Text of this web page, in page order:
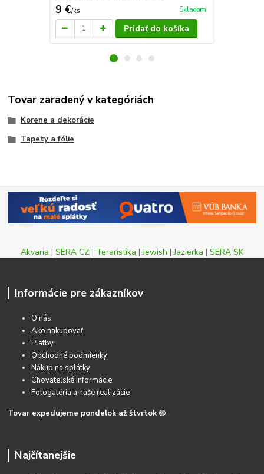
9 €/ks Skladom
Pridať do košíka
Tovar zaradený v kategóriách
Korene a dekorácie
Tapety a fólie
Akvaria | SERA CZ | Teraristika |Jewish |Jazierka | SERA SK
Informácie pre zákazníkov
O nás
Ako nakupovať
Platby
Obchodné podmienky
Nákup na splátky
Chovateľské informácie
Fotogaléria a naše realizácie
Tovar expedujeme pondelok až štvrtok 🟢
Najčítanejšie